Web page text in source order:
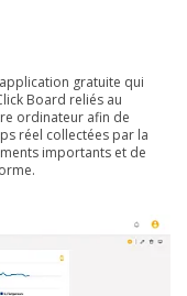
gratuite qui
Board reliés au
ordinateur afin de
réel collectées par la
importants et de